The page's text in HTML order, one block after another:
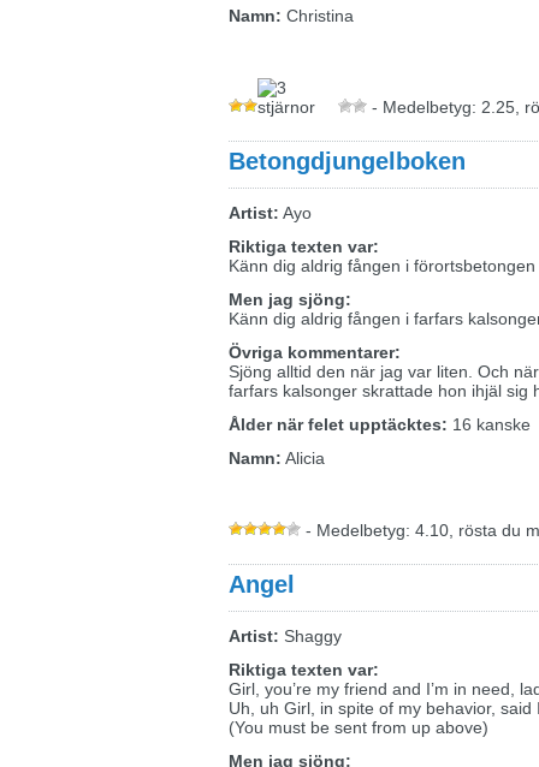
Namn: Christina
- Medelbetyg: 2.25,
Betongdjungelboken
Artist: Ayo
Riktiga texten var:
Känn dig aldrig fången i förortsbetongen
Men jag sjöng:
Känn dig aldrig fången i farfars
Övriga kommentarer:
Sjöng alltid den när jag var liten. Och
farfars kalsonger skrattade hon ihjäl sig
Ålder när felet upptäcktes: 16 kanske
Namn: Alicia
- Medelbetyg: 4.10, rösta du
Angel
Artist: Shaggy
Riktiga texten var:
Girl, you’re my friend and I’m in need,
Uh, uh Girl, in spite of my behavior, said
(You must be sent from up above)
Men jag sjöng: